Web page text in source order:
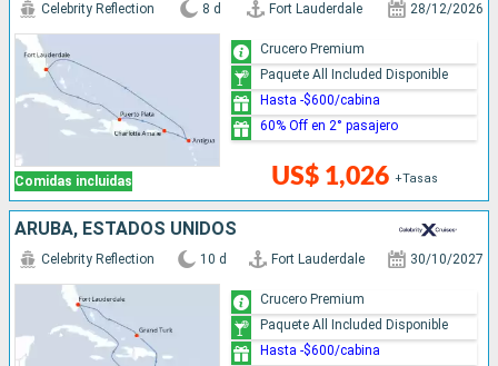
Comidas incluidas
Celebrity Reflection 8 d Fort Lauderdale 28/12/2026
US$ 1,026 +Tasas
Crucero Premium
Paquete All Included Disponible
Hasta -$600/cabina
60% Off en 2° pasajero
ARUBA, ESTADOS UNIDOS
Celebrity Reflection 10 d Fort Lauderdale 30/10/2027
Crucero Premium
Paquete All Included Disponible
Hasta -$600/cabina